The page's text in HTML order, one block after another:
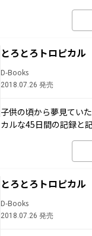
とろとろトロピカ
D-Books
2018.07.26 発売
子供の頃から夢見てい
カルな45日間の記録と記
とろとろトロピカ
D-Books
2018.07.26 発売